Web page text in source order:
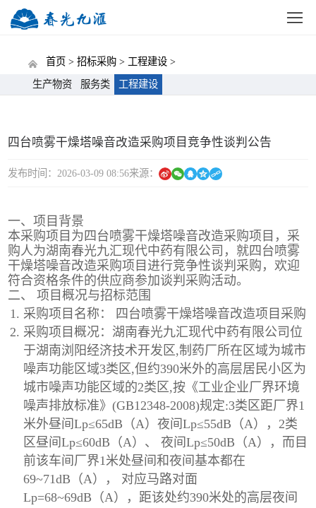
首页 > 招标采购 > 工程建设 >
生产物资
服务类 工程建设
四台喷雾干燥塔噪音改造采购项目竞争性谈判公告
发布时间：2026-03-09 08:56来源：
一、项目背景
本采购项目为四台喷雾干燥塔噪音改造采购项目，采
购人为湖南春光九汇现代中药有限公司，就四台喷雾
干燥塔噪音改造采购项目进行竞争性谈判采购，欢迎
符合资格条件的供应商参加谈判采购活动。
二、 项目概况与招标范围
采购项目名称： 四台喷雾干燥塔噪音改造项目采购
采购项目概况：湖南春光九汇现代中药有限公司位
于湖南浏阳经济技术开发区,制药厂所在区域为城市
噪声功能区域3类区,但约390米外的高层居民小区为
城市噪声功能区域的2类区,按《工业企业厂界环境
噪声排放标准》(GB12348-2008)规定:3类区距厂界1
米外昼间Lp≤65dB（A）夜间Lp≤55dB（A），2类
区昼间Lp≤60dB（A）、 夜间Lp≤50dB（A），而目
前该车间厂界1米处昼间和夜间基本都在
69~71dB（A）， 对应马路对面
Lp=68~69dB（A），距该处约390米处的高层夜间